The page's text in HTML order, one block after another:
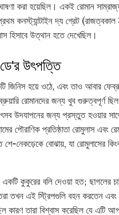
করা হয়েছিল। একই রোমান
কনস্ট্যান্টাইন দ্য গ্রেট
হিসাবে উত্থান হতে দেখেছিল।
ডে'র উৎপত্তি
জিনিস হয়ে ওঠে, এবং তাও আবার
রোমানদের জন্য খুব গুরুত্বপূর্ণ
উদযাপনের জন্য প্রস্তুত হওয়ার
পৌরাণিক প্রতিষ্ঠাতা রোমুলাস এবং
নেকড়েকে বোঝায়, যা রোমুলাসের
কুকুরের বলি দেওয়া হত; ছাগলের
তখন এই স্ট্রিপগুলি বহন করতেন
কারণ তারা বিশ্বাস করেছিল যে এটি